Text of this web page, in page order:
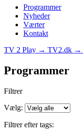
Programmer
Nyheder
Værter
Kontakt
TV 2 Play → TV2.dk →
Programmer
Filtrer
Vælg:
Filtrer efter tags: